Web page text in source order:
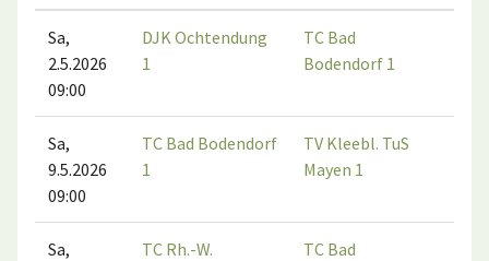
Sa,
2.5.2026
09:00
DJK Ochtendung
1
TC Bad
Bodendorf 1
Sa,
9.5.2026
09:00
TC Bad Bodendorf
1
TV Kleebl. TuS
Mayen 1
Sa,
TC Rh.-W.
TC Bad